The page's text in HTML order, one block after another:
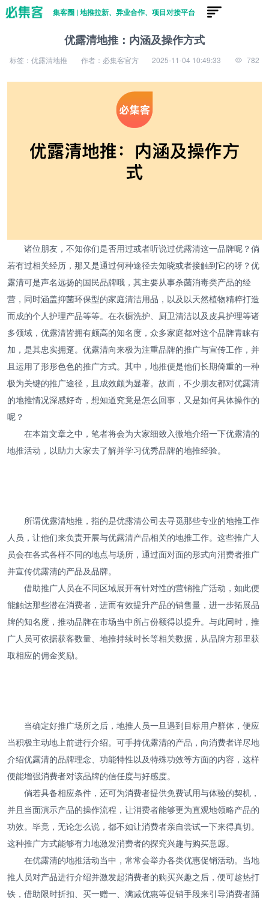
集客圈 | 地推拉新、异业合作、项目对接平台
优露清地推：内涵及操作方式
标签：优露清地推 作者：必集客官方 2025-11-04 10:49:33 782
诸位朋友，不知你们是否用过或者听说过优露清这一品牌呢？倘
若有过相关经历，那又是通过何种途径去知晓或者接触到它的呀？优
露清可是声名远扬的国民品牌哦，其主要从事杀菌消毒类产品的经
营，同时涵盖抑菌环保型的家庭清洁用品，以及以天然植物精粹打造
而成的个人护理产品等等。在衣橱洗护、厨卫清洁以及皮具护理等诸
多领域，优露清皆拥有颇高的知名度，众多家庭都对这个品牌青睐有
加，是其忠实拥趸。优露清向来极为注重品牌的推广与宣传工作，并
且运用了形形色色的推广方式。其中，地推便是他们长期倚重的一种
极为关键的推广途径，且成效颇为显著。故而，不少朋友都对优露清
的地推情况深感好奇，想知道究竟是怎么回事，又是如何具体操作的
呢？
在本篇文章之中，笔者将会为大家细致入微地介绍一下优露清的
地推活动，以助力大家去了解并学习优秀品牌的地推经验。
所谓优露清地推，指的是优露清公司去寻觅那些专业的地推工作
人员，让他们来负责开展与优露清产品相关的地推工作。这些推广人
员会在各式各样不同的地点与场所，通过面对面的形式向消费者推广
并宣传优露清的产品及品牌。
借助推广人员在不同区域展开有针对性的营销推广活动，如此便
能触达那些潜在消费者，进而有效提升产品的销售量，进一步拓展品
牌的知名度，推动品牌在市场当中所占份额得以提升。与此同时，推
广人员可依据获客数量、地推持续时长等相关数据，从品牌方那里获
取相应的佣金奖励。
当确定好推广场所之后，地推人员一旦遇到目标用户群体，便应
当积极主动地上前进行介绍。可手持优露清的产品，向消费者详尽地
介绍优露清的品牌理念、功能特性以及特殊功效等方面的内容，这样
便能增强消费者对该品牌的信任度与好感度。
倘若具备相应条件，还可为消费者提供免费试用与体验的契机，
并且当面演示产品的操作流程，让消费者能够更为直观地领略产品的
功效。毕竟，无论怎么说，都不如让消费者亲自尝试一下来得真切。
这种推广方式能够有力地激发消费者的探究兴趣与购买意愿。
在优露清的地推活动当中，常常会举办各类优惠促销活动。当地
推人员对产品进行介绍并激发起消费者的购买兴趣之后，便可趁热打
铁，借助限时折扣、买一赠一、满减优惠等促销手段来引导消费者踊